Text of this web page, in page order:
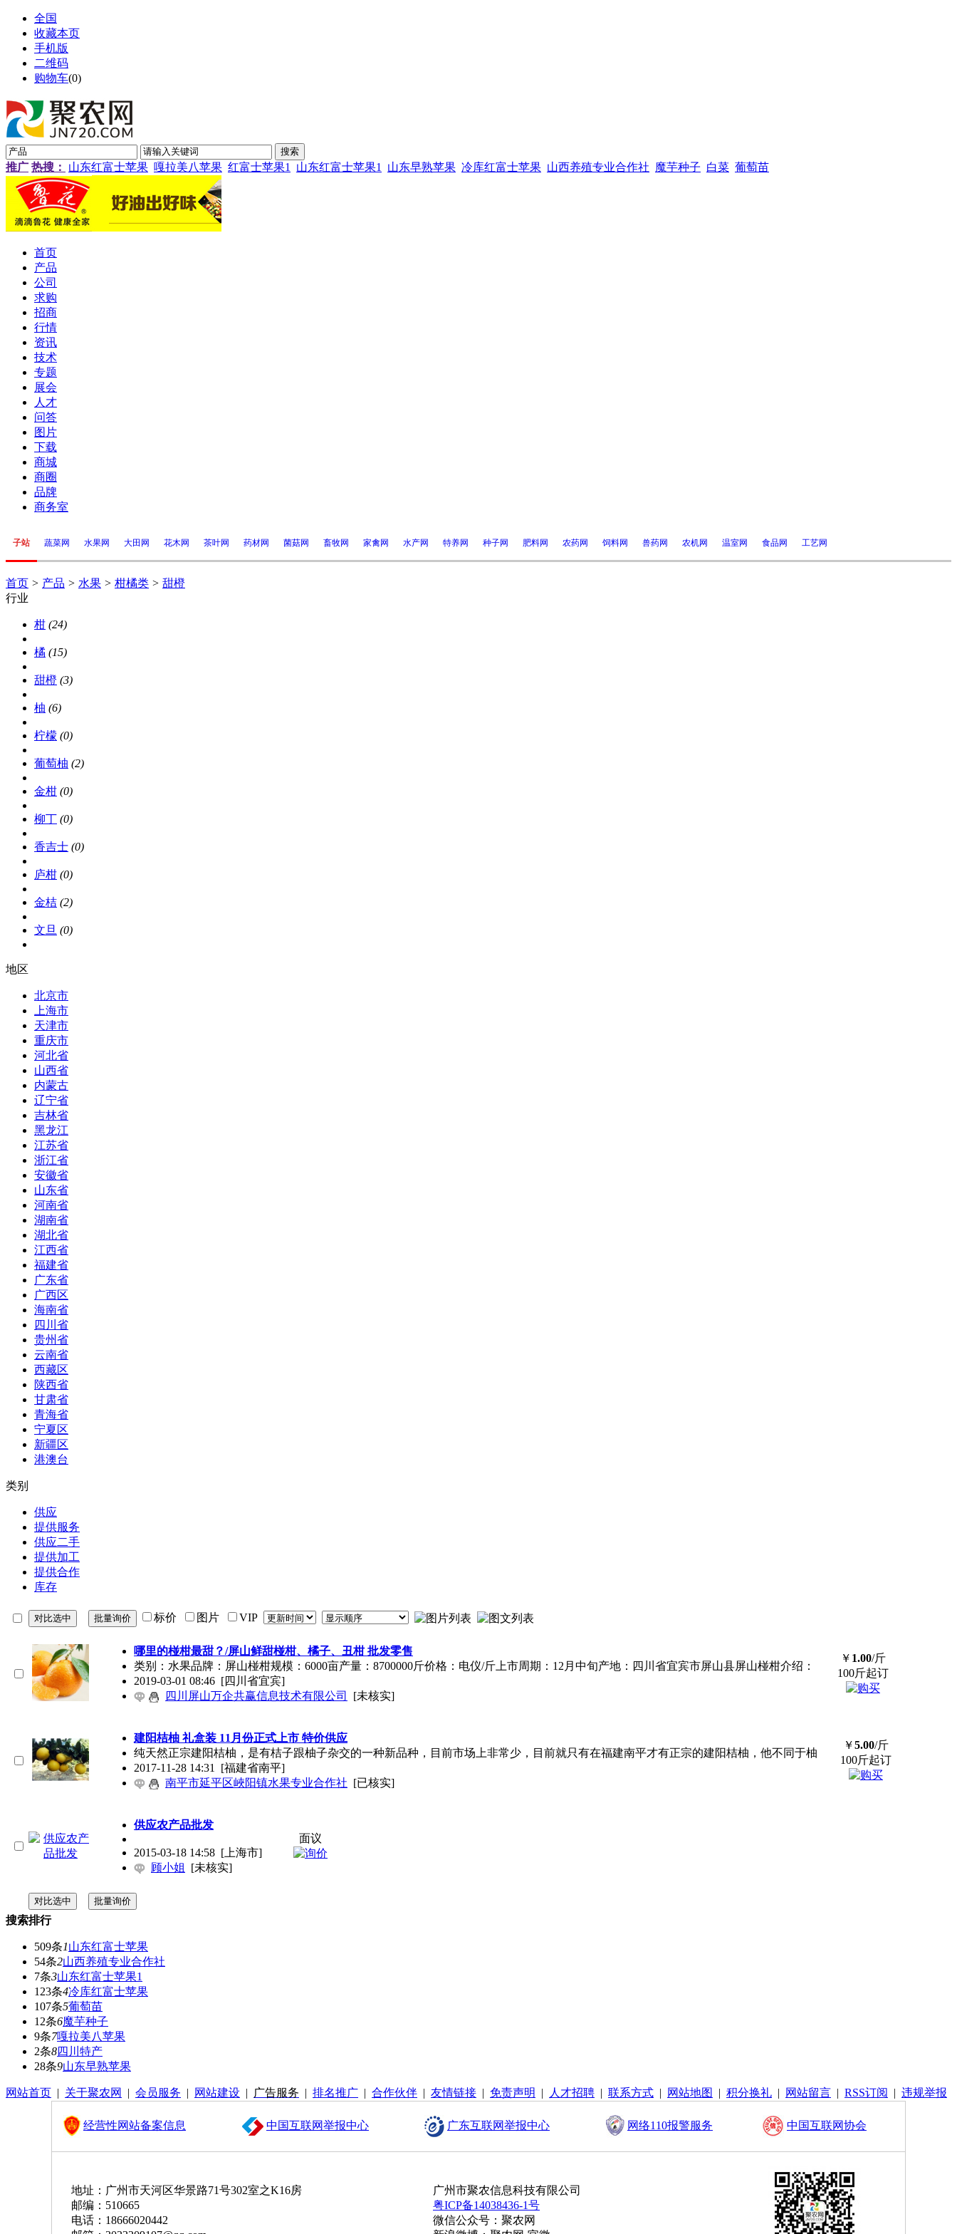
全国
收藏本页
手机版
二维码
购物车(0)
推广 热搜： 山东红富士苹果 嘎拉美八苹果 红富士苹果1 山东红富士苹果1 山东早熟苹果 冷库红富士苹果 山西养殖专业合作社 魔芋种子 白菜 葡萄苗
首页
产品
公司
求购
招商
行情
资讯
技术
专题
展会
人才
问答
图片
下载
商城
商圈
品牌
商务室
子站 蔬菜网 水果网 大田网 花木网 茶叶网 药材网 菌菇网 畜牧网 家禽网 水产网 特养网 种子网 肥料网 农药网 饲料网 兽药网 农机网 温室网 食品网 工艺网
首页 > 产品 > 水果 > 柑橘类 > 甜橙
行业
柑 (24)
橘 (15)
甜橙 (3)
柚 (6)
柠檬 (0)
葡萄柚 (2)
金柑 (0)
柳丁 (0)
香吉士 (0)
庐柑 (0)
金桔 (2)
文旦 (0)
地区
北京市
上海市
天津市
重庆市
河北省
山西省
内蒙古
辽宁省
吉林省
黑龙江
江苏省
浙江省
安徽省
山东省
河南省
湖南省
湖北省
江西省
福建省
广东省
广西区
海南省
四川省
贵州省
云南省
西藏区
陕西省
甘肃省
青海省
宁夏区
新疆区
港澳台
类别
供应
提供服务
供应二手
提供加工
提供合作
库存
标价 图片 VIP
哪里的椪柑最甜？/屏山鲜甜椪柑、橘子、丑柑 批发零售
类别：水果品牌：屏山椪柑规模：6000亩产量：8700000斤价格：电仪/斤上市周期：12月中旬产地：四川省宜宾市屏山县屏山椪柑介绍：
2019-03-01 08:46 [四川省宜宾]
四川屏山万企共赢信息技术有限公司
[未核实]
￥ 1.00/斤
100斤起订
建阳桔柚 礼盒装 11月份正式上市 特价供应
纯天然正宗建阳桔柚，是有桔子跟柚子杂交的一种新品种，目前市场上非常少，目前就只有在福建南平才有正宗的建阳桔柚，他不同于柚
2017-11-28 14:31 [福建省南平]
南平市延平区峽阳镇水果专业合作社 [已核实]
￥5.00/斤
100斤起订
供应农产品批发
2015-03-18 14:58 [上海市]
顾小姐
[未核实]
面议
搜索排行
509条1山东红富士苹果
54条2山西养殖专业合作社
7条3山东红富士苹果1
123条4冷库红富士苹果
107条5葡萄苗
12条6魔芋种子
9条7嘎拉美八苹果
2条8四川特产
28条9山东早熟苹果
网站首页 | 关于聚农网 | 会员服务 | 网站建设 | 广告服务 | 排名推广 | 合作伙伴 | 友情链接 | 免责声明 | 人才招聘 | 联系方式 | 网站地图 | 积分换礼 | 网站留言 | RSS订阅 | 违规举报
经营性网站备案信息 中国互联网举报中心 广东互联网举报中心 网络110报警服务 中国互联网协会
地址：广州市天河区华景路71号302室之K16房
邮编：510665
电话：18666020442
广州市聚农信息科技有限公司
粤ICP备14038436-1号
微信公众号：聚农网